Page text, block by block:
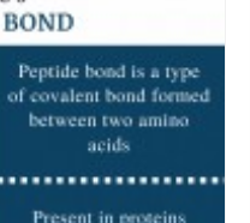
χρησιμοποιούν